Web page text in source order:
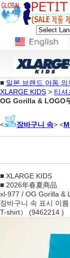
■ 일본 브랜드 아동
XLARGE KIDS > 티셔
OG Gorilla & LOGO
< 장바구니 속> <
■ XLARGE KIDS
■ 2026年春夏商品
xl-977 / OG Gorilla &
장바구니 속 표시 이
T-shirt） (9462214 )